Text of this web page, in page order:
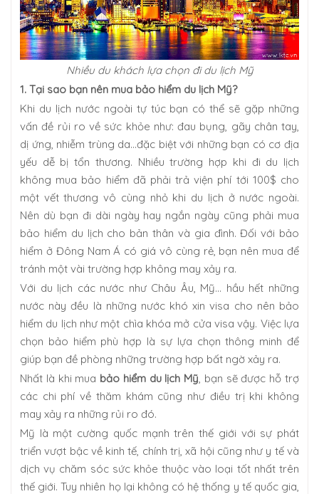
Nhiều du khách lựa chọn đi du lịch Mỹ
1. Tại sao bạn nên mua bảo hiểm du lịch Mỹ?
Khi du lịch nước ngoài tự túc bạn có thể sẽ gặp những
vấn đề rủi ro về sức khỏe như: đau bụng, gãy chân tay,
dị ứng, nhiễm trùng da…đặc biệt với những bạn có cơ địa
yếu dễ bị tổn thương. Nhiều trường hợp khi đi du lịch
không mua bảo hiểm đã phải trả viện phí tới 100$ cho
một vết thương vô cùng nhỏ khi du lịch ở nước ngoài.
Nên dù bạn đi dài ngày hay ngắn ngày cũng phải mua
bảo hiểm du lịch cho bản thân và gia đình. Đối với bảo
hiểm ở Đông Nam Á có giá vô cùng rẻ, bạn nên mua để
tránh một vài trường hợp không may xảy ra.
Với du lịch các nước như Châu Âu, Mỹ... hầu hết những
nước này đều là những nước khó xin visa cho nên bảo
hiểm du lịch như một chìa khóa mở cửa visa vậy. Việc lựa
chọn bảo hiểm phù hợp là sự lựa chọn thông minh để
giúp bạn đề phòng những trường hợp bất ngờ xảy ra.
Nhất là khi mua bảo hiểm du lịch Mỹ, bạn sẽ được hỗ trợ
các chi phí về thăm khám cũng như điều trị khi không
may xảy ra những rủi ro đó.
Mỹ là một cường quốc mạnh trên thế giới với sự phát
triển vượt bậc về kinh tế, chính trị, xã hội cũng như y tế và
dịch vụ chăm sóc sức khỏe thuộc vào loại tốt nhất trên
thế giới. Tuy nhiên họ lại không có hệ thống y tế quốc gia,